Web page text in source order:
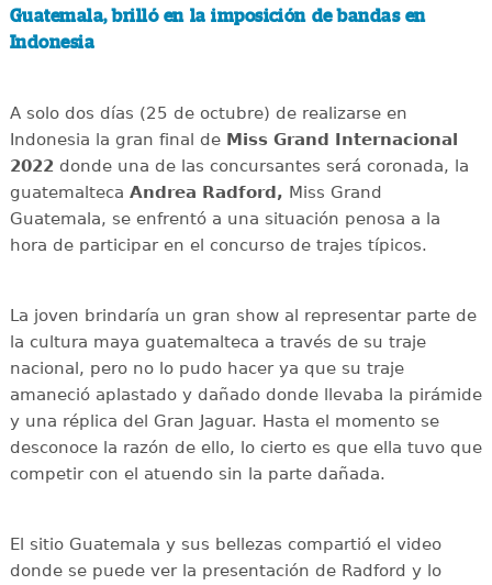
Guatemala, brilló en la imposición de bandas en
Indonesia
A solo dos días (25 de octubre) de realizarse en
Indonesia la gran final de Miss Grand Internacional
2022donde una de las concursantes será coronada, la
guatemalteca Andrea Radford, Miss Grand
Guatemala, se enfrentó a una situación penosa a la
hora de participar en el concurso de trajes típicos.
La joven brindaría un gran show al representar parte de
la cultura maya guatemalteca a través de su traje
nacional, pero no lo pudo hacer ya que su traje
amaneció aplastado y dañado donde llevaba la pirámide
y una réplica del Gran Jaguar. Hasta el momento se
desconoce la razón de ello, lo cierto es que ella tuvo que
competir con el atuendo sin la parte dañada.
El sitio Guatemala y sus bellezas compartió el video
donde se puede ver la presentación de Radford y lo